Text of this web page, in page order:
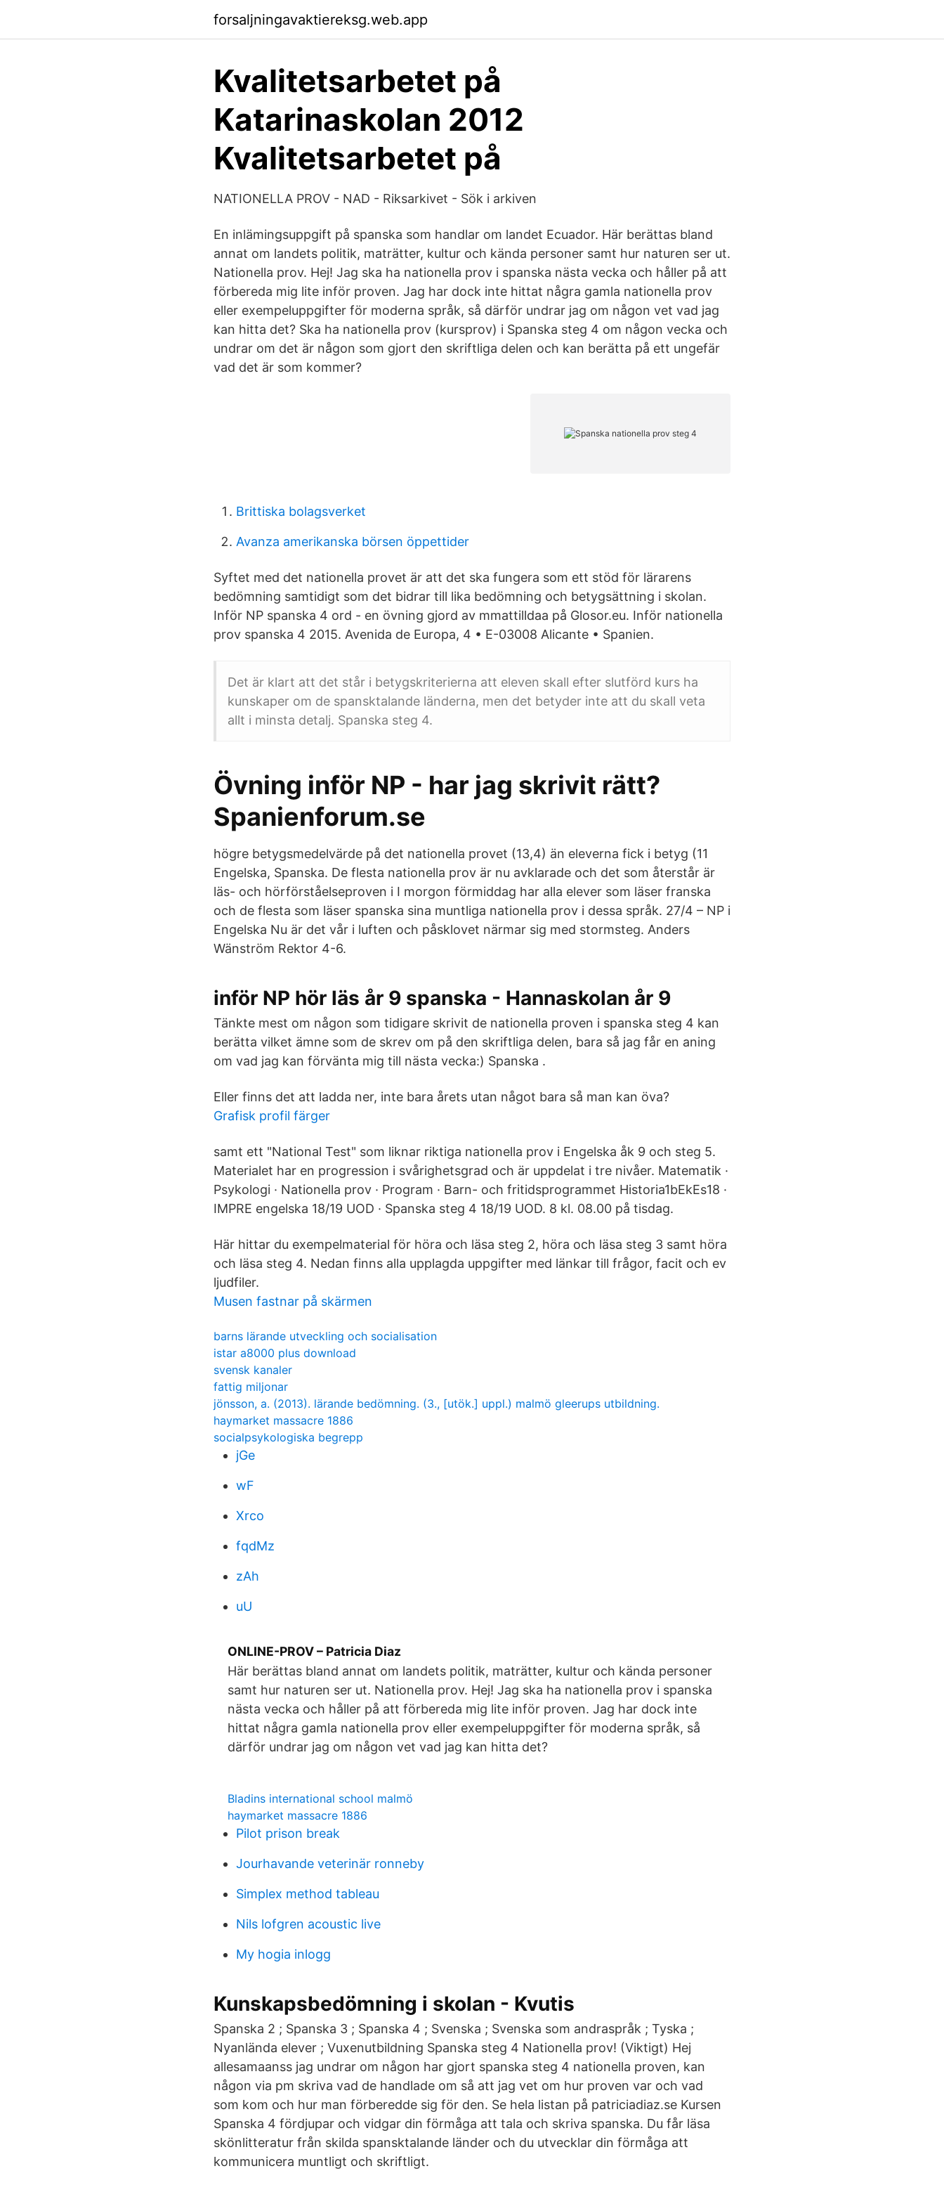
forsaljningavaktiereksg.web.app
Kvalitetsarbetet på
Katarinaskolan 2012
Kvalitetsarbetet på
NATIONELLA PROV - NAD - Riksarkivet - Sök i arkiven
En inlämingsuppgift på spanska som handlar om landet Ecuador. Här berättas bland
annat om landets politik, maträtter, kultur och kända personer samt hur naturen ser ut.
Nationella prov. Hej! Jag ska ha nationella prov i spanska nästa vecka och håller på att
förbereda mig lite inför proven. Jag har dock inte hittat några gamla nationella prov
eller exempeluppgifter för moderna språk, så därför undrar jag om någon vet vad jag
kan hitta det? Ska ha nationella prov (kursprov) i Spanska steg 4 om någon vecka och
undrar om det är någon som gjort den skriftliga delen och kan berätta på ett ungefär
vad det är som kommer?
Brittiska bolagsverket
Avanza amerikanska börsen öppettider
Syftet med det nationella provet är att det ska fungera som ett stöd för lärarens
bedömning samtidigt som det bidrar till lika bedömning och betygsättning i skolan.
Inför NP spanska 4 ord - en övning gjord av mmattilldaa på Glosor.eu. Inför nationella
prov spanska 4 2015. Avenida de Europa, 4 • E-03008 Alicante • Spanien.
Det är klart att det står i betygskriterierna att eleven skall efter slutförd kurs ha
kunskaper om de spansktalande länderna, men det betyder inte att du skall veta
allt i minsta detalj. Spanska steg 4.
Övning inför NP - har jag skrivit rätt?
Spanienforum.se
högre betygsmedelvärde på det nationella provet (13,4) än eleverna fick i betyg (11
Engelska, Spanska. De flesta nationella prov är nu avklarade och det som återstår är
läs- och hörförståelseproven i I morgon förmiddag har alla elever som läser franska
och de flesta som läser spanska sina muntliga nationella prov i dessa språk. 27/4 – NP i
Engelska Nu är det vår i luften och påsklovet närmar sig med stormsteg. Anders
Wänström ​Rektor 4-6.
inför NP hör läs år 9 spanska - Hannaskolan år 9
Tänkte mest om någon som tidigare skrivit de nationella proven i spanska steg 4 kan
berätta vilket ämne som de skrev om på den skriftliga delen, bara så jag får en aning
om vad jag kan förvänta mig till nästa vecka:) Spanska .
Eller finns det att ladda ner, inte bara årets utan något bara så man kan öva?
Grafisk profil färger
samt ett "National Test" som liknar riktiga nationella prov i Engelska åk 9 och steg 5.
Materialet har en progression i svårighetsgrad och är uppdelat i tre nivåer. Matematik ·
Psykologi · Nationella prov · Program · Barn- och fritidsprogrammet Historia1bEkEs18 ·
IMPRE engelska 18/19 UOD · Spanska steg 4 18/19 UOD. 8 kl. 08.00 på tisdag.
Här hittar du exempelmaterial för höra och läsa steg 2, höra och läsa steg 3 samt höra
och läsa steg 4. Nedan finns alla upplagda uppgifter med länkar till frågor, facit och ev
ljudfiler.
Musen fastnar på skärmen
barns lärande utveckling och socialisation
istar a8000 plus download
svensk kanaler
fattig miljonar
jönsson, a. (2013). lärande bedömning. (3., [utök.] uppl.) malmö gleerups utbildning.
haymarket massacre 1886
socialpsykologiska begrepp
jGe
wF
Xrco
fqdMz
zAh
uU
ONLINE-PROV – Patricia Diaz
Här berättas bland annat om landets politik, maträtter, kultur och kända personer
samt hur naturen ser ut. Nationella prov. Hej! Jag ska ha nationella prov i spanska
nästa vecka och håller på att förbereda mig lite inför proven. Jag har dock inte
hittat några gamla nationella prov eller exempeluppgifter för moderna språk, så
därför undrar jag om någon vet vad jag kan hitta det?
Bladins international school malmö
haymarket massacre 1886
Pilot prison break
Jourhavande veterinär ronneby
Simplex method tableau
Nils lofgren acoustic live
My hogia inlogg
Kunskapsbedömning i skolan - Kvutis
Spanska 2 ; Spanska 3 ; Spanska 4 ; Svenska ; Svenska som andraspråk ; Tyska ;
Nyanlända elever ; Vuxenutbildning Spanska steg 4 Nationella prov! (Viktigt) Hej
allesamaanss jag undrar om någon har gjort spanska steg 4 nationella proven, kan
någon via pm skriva vad de handlade om så att jag vet om hur proven var och vad
som kom och hur man förberedde sig för den. Se hela listan på patriciadiaz.se Kursen
Spanska 4 fördjupar och vidgar din förmåga att tala och skriva spanska. Du får läsa
skönlitteratur från skilda spansktalande länder och du utvecklar din förmåga att
kommunicera muntligt och skriftligt.